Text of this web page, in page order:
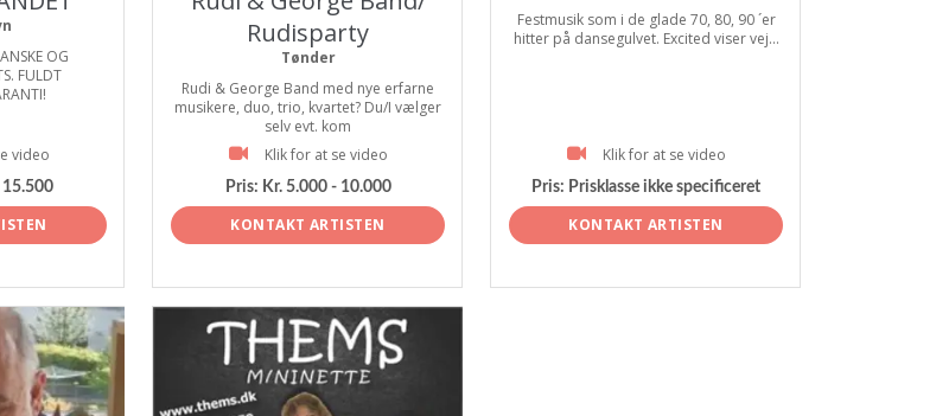
OG
FULDT
video
15.500
Rudisparty
Tønder
Rudi & George Band med nye erfarne
musikere, duo, trio, kvartet? Du/I vælger
selv evt. kom
Klik for at se video
Pris: Kr. 5.000 - 10.000
KONTAKT ARTISTEN
Festmusik som i de glade 70, 80, 90 ´er
hitter på dansegulvet. Excited viser vej...
Klik for at se video
Pris: Prisklasse ikke specificeret
KONTAKT ARTISTEN